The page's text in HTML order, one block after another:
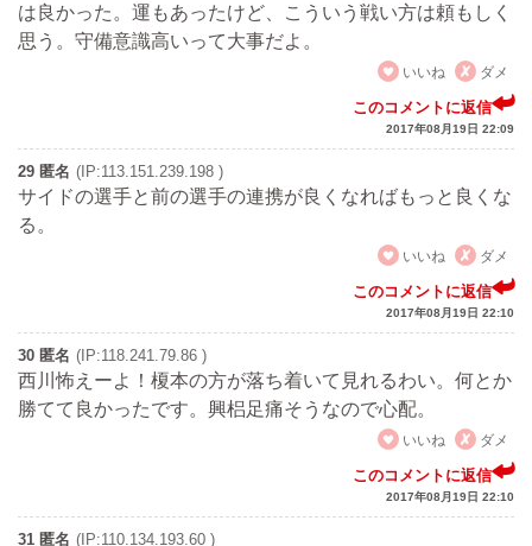
は良かった。運もあったけど、こういう戦い方は頼もしく
思う。守備意識高いって大事だよ。
いいね
ダメ
このコメントに返信
2017年08月19日 22:09
29 匿名 (IP:113.151.239.198 )
サイドの選手と前の選手の連携が良くなればもっと良くな
る。
いいね
ダメ
このコメントに返信
2017年08月19日 22:10
30 匿名 (IP:118.241.79.86 )
西川怖えーよ！榎本の方が落ち着いて見れるわい。何とか
勝てて良かったです。興梠足痛そうなので心配。
いいね
ダメ
このコメントに返信
2017年08月19日 22:10
31 匿名 (IP:110.134.193.60 )